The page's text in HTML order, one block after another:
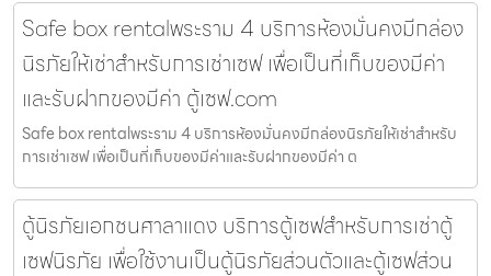
Safe box rentalพระราม 4 บริการห้องมั่นคงมีกล่อง
นิรภัยให้เช่าสำหรับการเช่าเซฟ เพื่อเป็นที่เก็บของมีค่า
และรับฝากของมีค่า ตู้เซฟ.com
Safe box rentalพระราม 4 บริการห้องมั่นคงมีกล่องนิรภัยให้เช่าสำหรับ
การเช่าเซฟ เพื่อเป็นที่เก็บของมีค่าและรับฝากของมีค่า ต
ตู้นิรภัยเอกชนศาลาแดง บริการตู้เซฟสำหรับการเช่าตู้
เซฟนิรภัย เพื่อใช้งานเป็นตู้นิรภัยส่วนตัวและตู้เซฟส่วน